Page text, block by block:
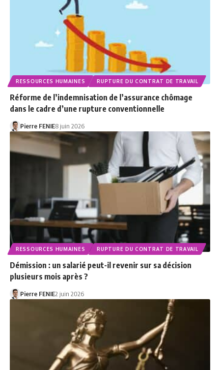
RESSOURCES HUMAINES RUPTURE DU CONTRAT DE TRAVAIL
Réforme de l’indemnisation de l’assurance chômage
dans le cadre d’une rupture conventionnelle
Pierre FENIE8 juin 2026
RESSOURCES HUMAINES RUPTURE DU CONTRAT DE TRAVAIL
Démission : un salarié peut-il revenir sur sa décision
plusieurs mois après ?
Pierre FENIE2 juin 2026